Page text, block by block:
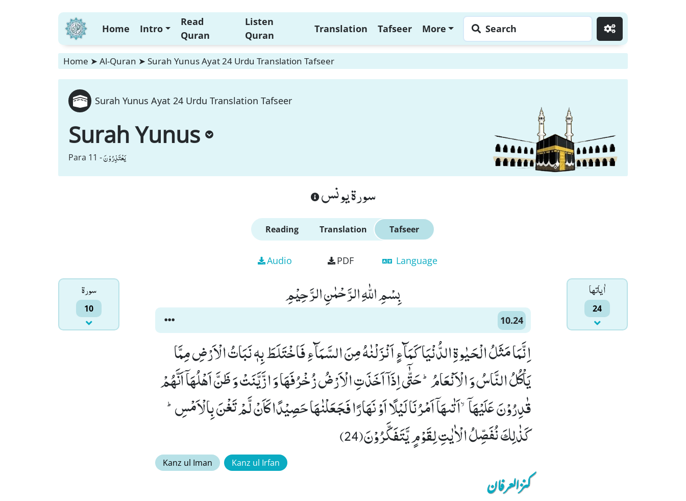
Home Intro
Read
Quran
Listen
Quran
Translation Tafseer More Search
Home ➤ Al-Quran ➤ Surah Yunus Ayat 24 Urdu Translation Tafseer
Surah Yunus Ayat 24 Urdu Translation Tafseer
Surah Yunus
Para 11 -یَعْتَذِرُوْنَ
سورة يونس
Reading Translation Tafseer
Audio PDF Language
سورۃ
10
اٰياتها
24
بِسْمِ اللّٰهِ الرَّحْمٰنِ الرَّحِیْمِ
10.24
اِنَّمَا مَثَلُ الْحَیٰوةِ الدُّنْیَا كَمَآءٍ اَنْزَلْنٰهُ مِنَ السَّمَآءِ فَاخْتَلَطَ بِهٖ نَبَاتُ الْاَرْضِ مِمَّا
یَاْكُلُ النَّاسُ وَ الْاَنْعَامُؕ-حَتّٰۤى اِذَاۤ اَخَذَتِ الْاَرْضُ زُخْرُفَهَا وَ ازَّیَّنَتْ وَ ظَنَّ اَهْلُهَاۤ اَنَّهُمْ
قٰدِرُوْنَ عَلَیْهَاۤۙ-اَتٰىهَاۤ اَمْرُنَا لَیْلًا اَوْ نَهَارًا فَجَعَلْنٰهَا حَصِیْدًا كَاَنْ لَّمْ تَغْنَ بِالْاَمْسِؕ-
كَذٰلِكَ نُفَصِّلُ الْاٰیٰتِ لِقَوْمٍ یَّتَفَكَّرُوْنَ(24)
Kanz ul Iman Kanz ul Irfan
کنزالعرفان